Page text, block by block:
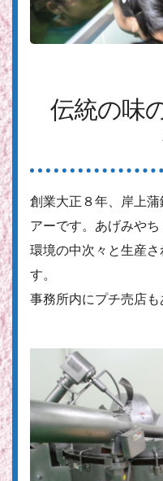
伝統の味
創業大正８年、岸上
アーです。あげみや
環境の中次々と生産
す。
事務所内にプチ売店も